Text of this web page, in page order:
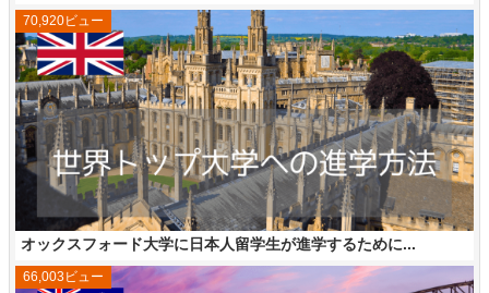
オックスフォード大学に日本人留学生が進学するために...
70,920ビュー
66,003ビュー